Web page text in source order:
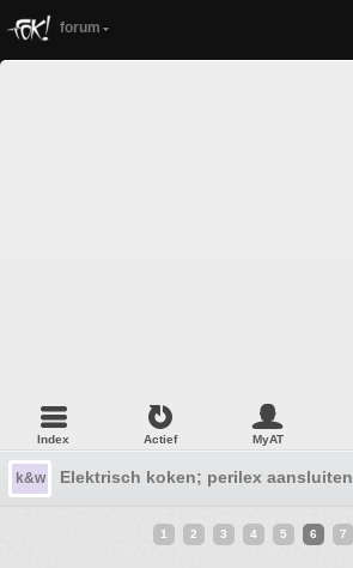
forum
Index Actief MyAT
k&w Elektrisch koken; perilex aansluiten
1 2 3 4 5 6 7